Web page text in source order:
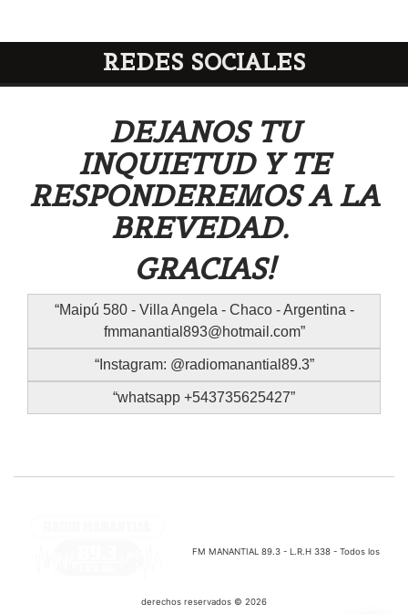
REDES SOCIALES
DEJANOS TU
INQUIETUD Y TE
RESPONDEREMOS A LA
BREVEDAD.
GRACIAS!
Maipú 580 - Villa Angela - Chaco - Argentina -
fmmanantial893@hotmail.com
Instagram: @radiomanantial89.3
whatsapp +543735625427
FM MANANTIAL 89.3 - L.R.H 338 - Todos los
derechos reservados © 2026